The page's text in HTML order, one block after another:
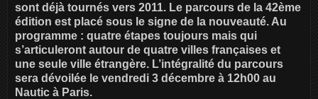
sont déjà tournés vers 2011. Le parcours de la 42ème
édition est placé sous le signe de la nouveauté. Au
programme : quatre étapes toujours mais qui
s’articuleront autour de quatre villes françaises et
une seule ville étrangère. L’intégralité du parcours
sera dévoilée le vendredi 3 décembre à 12h00 au
Nautic à Paris.